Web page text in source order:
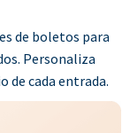
de boletos para
Personaliza
de cada entrada.